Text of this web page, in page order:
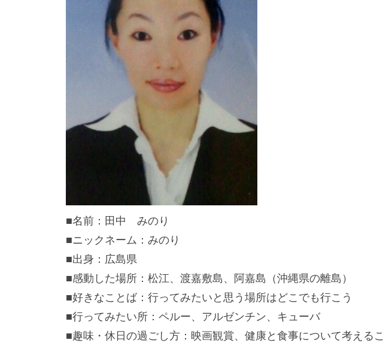
■名前：田中 みのり
■ニックネーム：みのり
■出身：広島県
■感動した場所：松江、渡嘉敷島、阿嘉島（沖縄県の離島）
■好きなことば：行ってみたいと思う場所はどこでも行こう
■行ってみたい所：ペルー、アルゼンチン、キューバ
■趣味・休日の過ごし方：映画観賞、健康と食事について考えるこ